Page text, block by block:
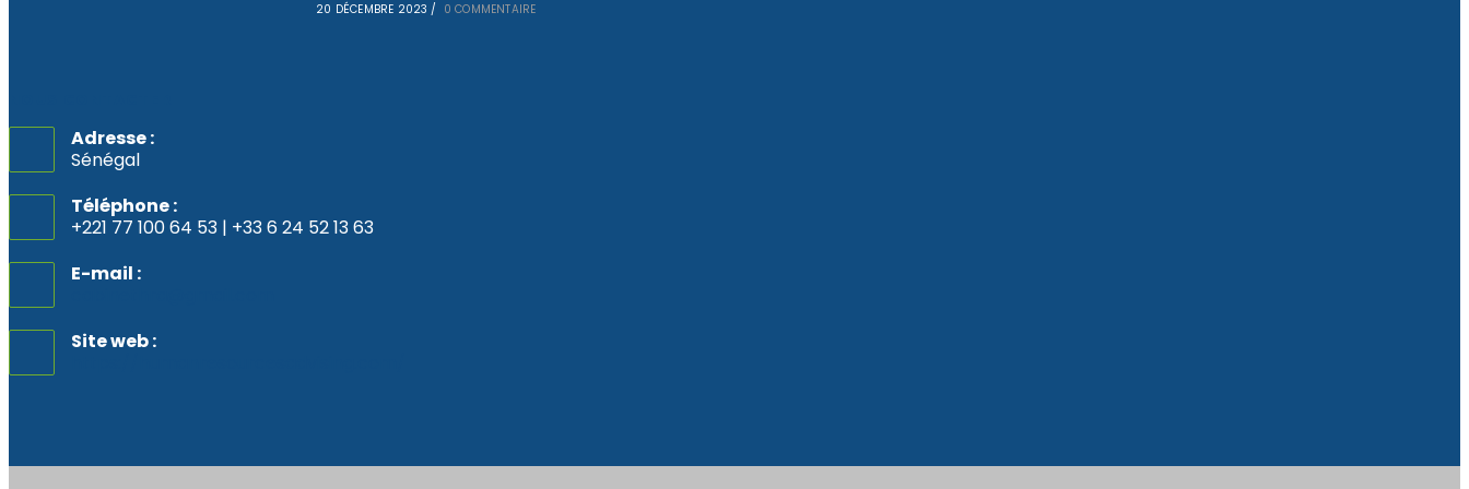
20 DÉCEMBRE 2023 / 0 COMMENTAIRE
Adresse :
Sénégal
Téléphone :
+221 77 100 64 53 | +33 6 24 52 13 63
E-mail :
Site web :